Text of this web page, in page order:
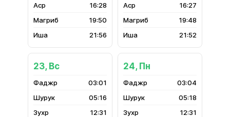
16:28
19:50
21:56
16:27
19:48
21:52
23, Вс
03:01
05:16
12:31
24, Пн
03:04
05:18
12:31